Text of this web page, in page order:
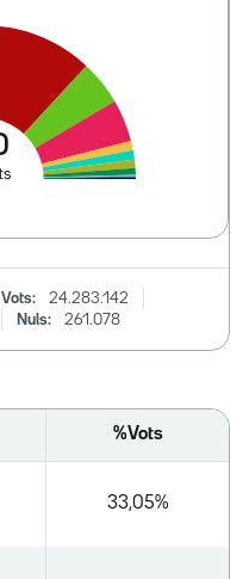
Vots:
24.283.142
Nuls: 261.078
%Vots
33,05%